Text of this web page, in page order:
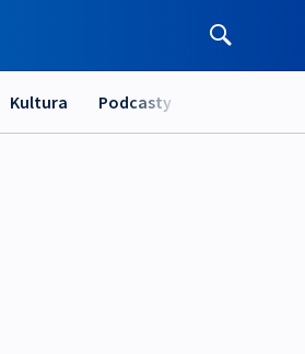
Kultura Podcasty